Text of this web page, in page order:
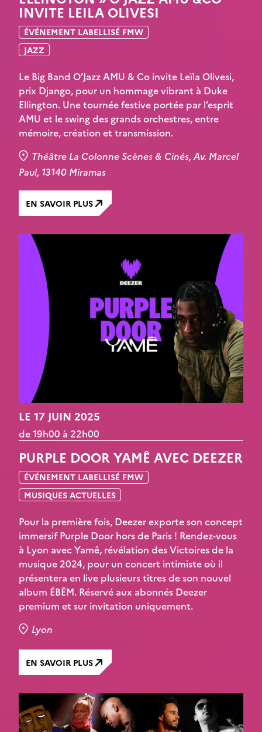
INVITE LEILA OLIVESI
ÉVÉNEMENT LABELLISÉ FMW
JAZZ
Le Big Band O’Jazz AMU & Co invite Leïla Olivesi,
prix Django, pour un hommage vibrant à Duke
Ellington. Une tournée festive portée par l’esprit
AMU et le swing des grands orchestres, entre
mémoire, création et transmission.
Théâtre La Colonne Scènes & Cinés, Av. Marcel
Paul, 13140 Miramas
EN SAVOIR PLUS
LE 17 JUIN 2025
de 19h00 à 22h00
PURPLE DOOR YAMÊ AVEC DEEZER
ÉVÉNEMENT LABELLISÉ FMW
MUSIQUES ACTUELLES
Pour la première fois, Deezer exporte son concept
immersif Purple Door hors de Paris ! Rendez-vous
à Lyon avec Yamê, révélation des Victoires de la
musique 2024, pour un concert intimiste où il
présentera en live plusieurs titres de son nouvel
album ÉBĒM. Réservé aux abonnés Deezer
premium et sur invitation uniquement.
Lyon
EN SAVOIR PLUS